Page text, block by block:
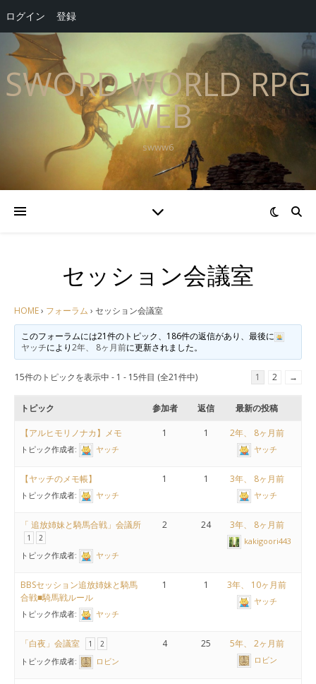
ログイン 登録
SWORD WORLD RPG
WEB
swww6
セッション会議室
HOME› フォーラム › セッション会議室
このフォーラムには21件のトピック、186件の返信があり、最後に
ヤッチにより2年、 8ヶ月前に更新されました。
15件のトピックを表示中 - 1 - 15件目 (全21件中) 1 2 →
トピック 参加者 返信 最新の投稿
【アルヒモリノナカ】メモ
トピック作成者: ヤッチ
1 1 2年、 8ヶ月前
ヤッチ
【ヤッチのメモ帳】
トピック作成者: ヤッチ
1 1 3年、 8ヶ月前
ヤッチ
「 追放姉妹と騎馬合戦」会議所
1 2
トピック作成者: ヤッチ
2 24 3年、 8ヶ月前
kakigoori443
BBSセッション追放姉妹と騎馬
合戦■騎馬戦ルール
トピック作成者: ヤッチ
1 1 3年、 10ヶ月前
ヤッチ
「白夜」会議室 1 2
トピック作成者: ロビン
4 25 5年、 2ヶ月前
ロビン